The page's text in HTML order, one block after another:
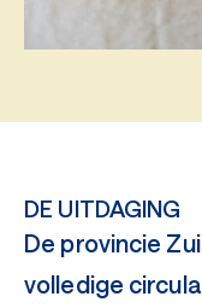
DE UITDAGING
De provincie
volledige